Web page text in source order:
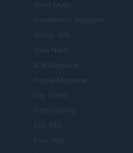
World Music
Investimenti Magazine
Money 365
Zona Nerd
B2B Magazine
People Magazine
Day Travel
Tutto Gaming
ESG 365
Food Wiki